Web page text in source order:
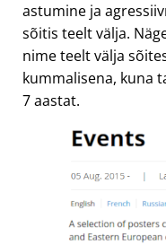
astumine ja
sõitis teelt välja.
nime teelt välja
kummalisena, kuna
7 aastat.